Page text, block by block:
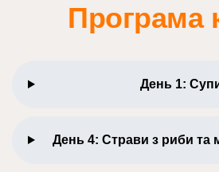
Програма
День 1:
День 4: Страви з риби та